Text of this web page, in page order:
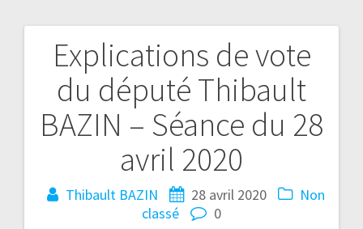
Explications de vote
du député Thibault
BAZIN – Séance du 28
avril 2020
Thibault BAZIN 28 avril 2020
Non
classé
0